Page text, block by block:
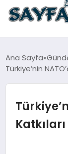
ANA SAYFA
İZMIR HABERLERI
Ana Sayfa
Türkiye’nin
Katkıları